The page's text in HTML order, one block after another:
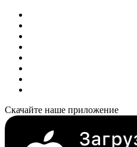
Скачайте наше приложение